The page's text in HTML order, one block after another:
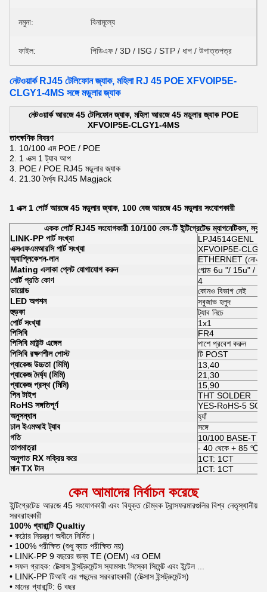
নমুনা: বিনামূল্যে
ফাইল: পিডিএফ / 3D / ISG / STP / ধাপ / উপাত্তপত্র
নেটওয়ার্ক RJ45 টেলিফোন জ্যাক, মহিলা RJ 45 POE XFVOIP5E-
CLGY1-4MS সঙ্গে মডুলার জ্যাক
নেটওয়ার্ক আরজে 45 টেলিফোন জ্যাক, মহিলা আরজে 45 মডুলার জ্যাক POE
XFVOIP5E-CLGY1-4MS
তাৎক্ষণিক বিবরণ
1. 10/100 এম POE / POE
2. 1 এক্স 1 ট্যাব আপ
3. POE / POE RJ45 মডুলার জ্যাক
4. 21.30 দৈর্ঘ্য RJ45 Magjack
1 এক্স 1 পোর্ট আরজে 45 মডুলার জ্যাক, 100 বেজ আরজে 45 মডুলার সংযোগকারী
একক পোর্ট RJ45 সংযোগকারী 10/100 বেস-টি ইন্টিগ্রেটেড ম্যাগনেটিকস,
LINK-PP পার্ট সংখ্যা
LPJ4514GENL
এক্সএফএমআরসি পার্ট সংখ্যা
XFVOIP5E-
অ্যাপ্লিকেশন-লান
ETHERNET (নোএন
Mating এলাকা প্লেট যোগাযোগ করুন
গোল্ড 6u "/ 15u" /
পোর্ট প্রতি কোণ
4
ডায়োড
কোনও বিভাগ নেই
LED অপশন
সবুজাভ হলুদ
হুড়কা
ট্যাব নিচে
পোর্ট সংখ্যা
1x1
পিসিবি
FR4
পিসিবি মাউন্ট এঙ্গেল
পাশে প্রবেশ করুন
পিসিবি রক্ষণশীল পোস্ট
টি POST
প্যাকেজ উচ্চতা (মিমি)
13,40
প্যাকেজ দৈর্ঘ্য (মিমি)
21,30
প্যাকেজ প্রস্থ (মিমি)
15,90
পিন টাইপ
THT SOLDER
RoHS সঙ্গতিপূর্ণ
YES-RoHS-5
অনুসন্ধান
হ্যাঁ
ঢাল ইএমআই ট্যাব
সঙ্গে
গতি
10/100 BASE-T
তাপমাত্রা
- 40 থেকে + 85 ℃
অনুপাত RX সক্রিয় করে
1CT: 1CT
মান TX টান
1CT: 1CT
কেন আমাদের নির্বাচন করেছে
ইন্টিগ্রেটেড আরজে 45 সংযোগকারী এবং বিযুক্ত চৌম্বক ট্রান্সফরমারগুলির বিশ্ব নেতৃস্থানীয়
সরবরাহকারী
100% গ্যারান্টি Qualtiy
• কঠোর নিয়ন্ত্রণ অধীনে নির্মিত।
• 100% পরীক্ষিত (শুধু ব্যাচ পরীক্ষিত নয়)
• LINK-PP 9 বছরের জন্য TE (OEM) এর OEM
• সফল গ্রাহক: টেক্সাস ইন্সট্রুমেন্টস স্যামসাং সিস্কো সিমেন্ট এবং ইন্টেল ...
• LINK-PP টিআই এর পছন্দের সরবরাহকারী (টেক্সাস ইন্সট্রুমেন্টস)
• মানের গ্যারান্টি: 6 বছর